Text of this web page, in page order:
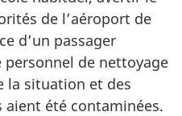
de l’aéroport de
d’un passager
personnel de nettoyage
la situation et des
aient été contaminées.